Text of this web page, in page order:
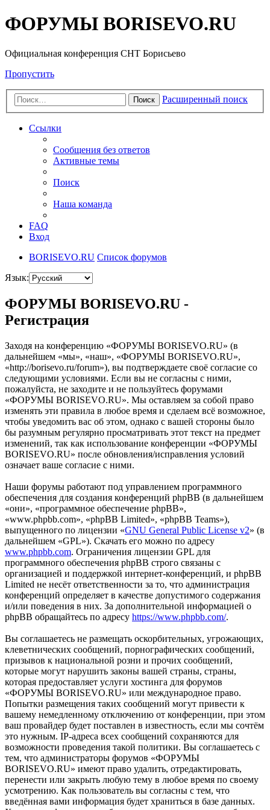
ФОРУМЫ BORISEVO.RU
Официальная конференция СНТ Борисьево
Пропустить
Поиск Расширенный поиск
Ссылки
Сообщения без ответов
Активные темы
Поиск
Наша команда
FAQ
Вход
BORISEVO.RU Список форумов
Язык:
ФОРУМЫ BORISEVO.RU -
Регистрация
Заходя на конференцию «ФОРУМЫ BORISEVO.RU» (в
дальнейшем «мы», «наш», «ФОРУМЫ BORISEVO.RU»,
«http://borisevo.ru/forum»), вы подтверждаете своё согласие со
следующими условиями. Если вы не согласны с ними,
пожалуйста, не заходите и не пользуйтесь форумами
«ФОРУМЫ BORISEVO.RU». Мы оставляем за собой право
изменять эти правила в любое время и сделаем всё возможное,
чтобы уведомить вас об этом, однако с вашей стороны было
бы разумным регулярно просматривать этот текст на предмет
изменений, так как использование конференции «ФОРУМЫ
BORISEVO.RU» после обновления/исправления условий
означает ваше согласие с ними.
Наши форумы работают под управлением программного
обеспечения для создания конференций phpBB (в дальнейшем
«они», «программное обеспечение phpBB»,
«www.phpbb.com», «phpBB Limited», «phpBB Teams»),
выпущенного по лицензии «GNU General Public License v2» (в
дальнейшем «GPL»). Скачать его можно по адресу
www.phpbb.com. Ограничения лицензии GPL для
программного обеспечения phpBB строго связаны с
организацией и поддержкой интернет-конференций, и phpBB
Limited не несёт ответственности за то, что администрация
конференций определяет в качестве допустимого содержания
и/или поведения в них. За дополнительной информацией о
phpBB обращайтесь по адресу https://www.phpbb.com/.
Вы соглашаетесь не размещать оскорбительных, угрожающих,
клеветнических сообщений, порнографических сообщений,
призывов к национальной розни и прочих сообщений,
которые могут нарушить законы вашей страны, страны,
которая предоставляет услуги хостинга для форумов
«ФОРУМЫ BORISEVO.RU» или международное право.
Попытки размещения таких сообщений могут привести к
вашему немедленному отключению от конференции, при этом
ваш провайдер будет поставлен в известность, если мы сочтём
это нужным. IP-адреса всех сообщений сохраняются для
возможности проведения такой политики. Вы соглашаетесь с
тем, что администраторы форумов «ФОРУМЫ
BORISEVO.RU» имеют право удалить, отредактировать,
перенести или закрыть любую тему в любое время по своему
усмотрению. Как пользователь вы согласны с тем, что
введённая вами информация будет храниться в базе данных.